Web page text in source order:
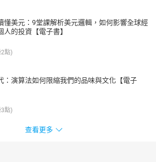
懂美元：9堂課解析美元邏輯，如何影響全球經
人的投資【電子書】
2點)
：演算法如何限縮我們的品味與文化【電子
3點)
查看更多